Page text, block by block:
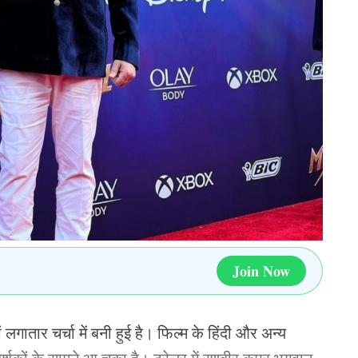
रूप में मौका मिल सकता है, क्योंकि शेफाली इस फ़ॉर्मेट में
हैं.
विकेटकीपर नजर आयेंगी. इसके साथ ही बतौर
कौर को शामिल किया जा सकता है. इसके साथ ही
सिंह ठाकुर, श्री चरानी और पूजा वस्त्राकर को
सम्भावित टीम इंडिया
शेफाली वर्मा, प्रतिका रावल, हरलीन देओल, ऋचा घोष
Join Now
लगातार चर्चा में बनी हुई है। फिल्म के हिंदी और अन्य